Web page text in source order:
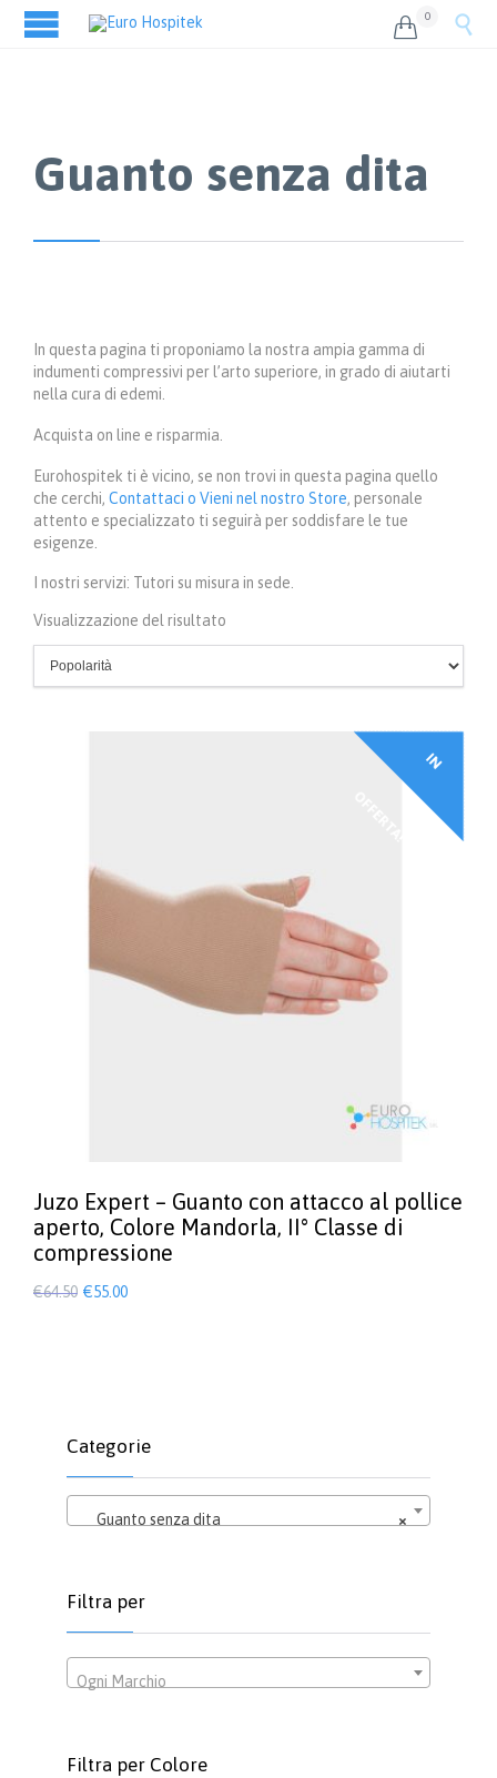
 0 
Guanto senza dita
In questa pagina ti proponiamo la nostra ampia gamma di
indumenti compressivi per l’arto superiore, in grado di aiutarti
nella cura di edemi.
Acquista on line e risparmia.
Eurohospitek ti è vicino, se non trovi in questa pagina quello
che cerchi, Contattaci o Vieni nel nostro Store, personale
attento e specializzato ti seguirà per soddisfare le tue
esigenze.
I nostri servizi: Tutori su misura in sede.
Visualizzazione del risultato
I
N
F
F
E
R
T
A
Juzo Expert – Guanto con attacco al pollice
aperto, Colore Mandorla, II° Classe di
compressione
€64.50 Il
€55.00Il
opzioni
prodotto
Categorie
×
Guanto senza dita
Filtra per
Ogni Marchio
Filtra per Colore